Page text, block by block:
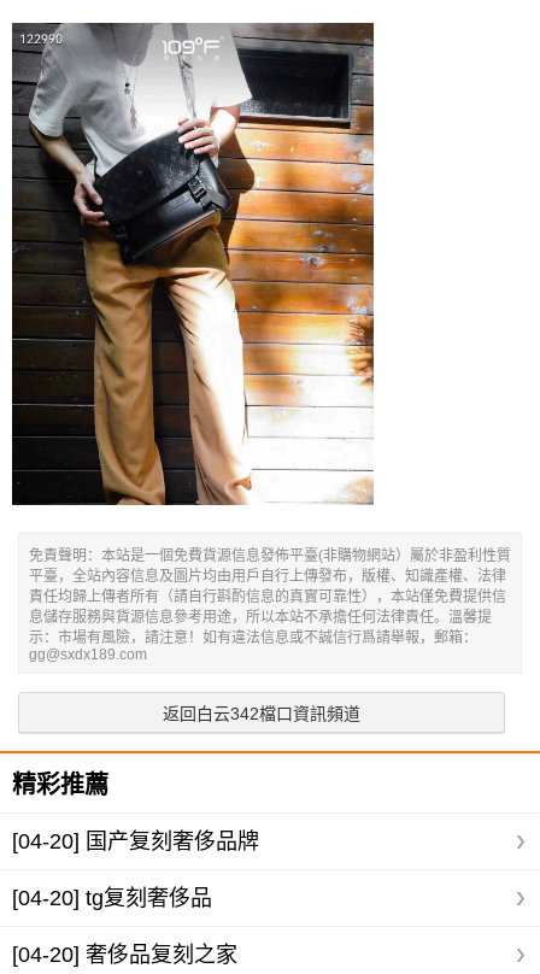
免責聲明：本站是一個免費貨源信息發佈平臺(非購物網站）屬於非盈利性質
平臺，全站內容信息及圖片均由用戶自行上傳發布，版權、知識產權、法律
責任均歸上傳者所有（請自行斟酌信息的真實可靠性），本站僅免費提供信
息儲存服務與貨源信息參考用途，所以本站不承擔任何法律責任。溫馨提
示：市場有風險，請注意！如有違法信息或不誠信行爲請舉報，郵箱：
gg@sxdx189.com
返回白云342檔口資訊頻道
精彩推薦
[04-20] 国产复刻奢侈品牌
[04-20] tg复刻奢侈品
[04-20] 奢侈品复刻之家